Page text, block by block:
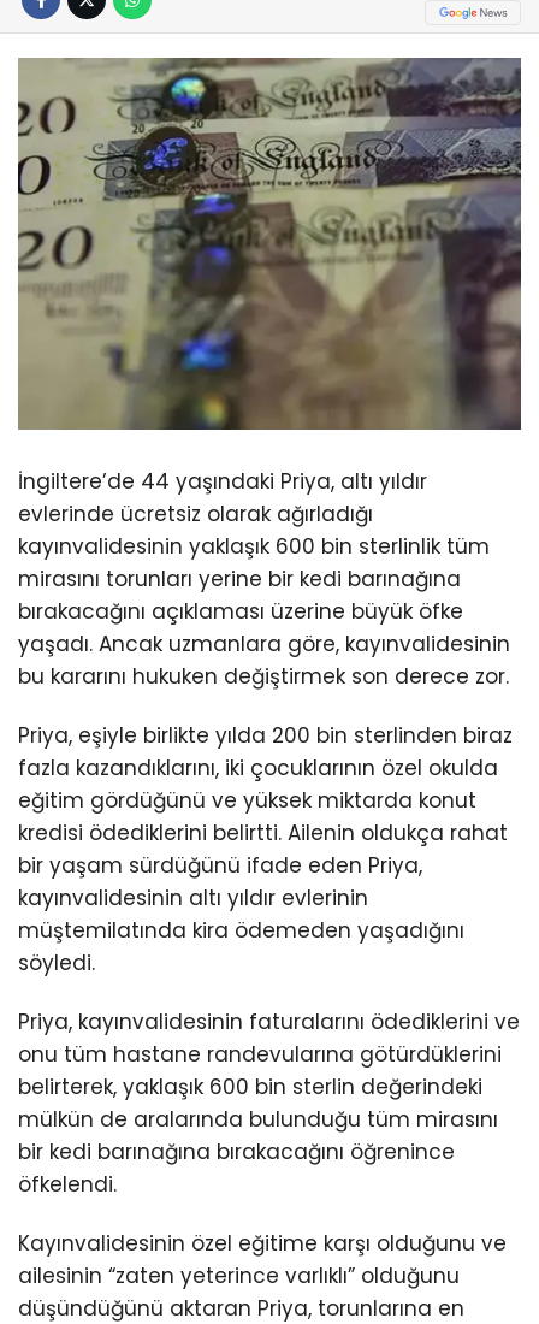
İngiltere’de 44 yaşındaki Priya, altı yıldır
evlerinde ücretsiz olarak ağırladığı
kayınvalidesinin yaklaşık 600 bin sterlinlik tüm
mirasını torunları yerine bir kedi barınağına
bırakacağını açıklaması üzerine büyük öfke
yaşadı. Ancak uzmanlara göre, kayınvalidesinin
bu kararını hukuken değiştirmek son derece zor.
Priya, eşiyle birlikte yılda 200 bin sterlinden biraz
fazla kazandıklarını, iki çocuklarının özel okulda
eğitim gördüğünü ve yüksek miktarda konut
kredisi ödediklerini belirtti. Ailenin oldukça rahat
bir yaşam sürdüğünü ifade eden Priya,
kayınvalidesinin altı yıldır evlerinin
müştemilatında kira ödemeden yaşadığını
söyledi.
Priya, kayınvalidesinin faturalarını ödediklerini ve
onu tüm hastane randevularına götürdüklerini
belirterek, yaklaşık 600 bin sterlin değerindeki
mülkün de aralarında bulunduğu tüm mirasını
bir kedi barınağına bırakacağını öğrenince
öfkelendi.
Kayınvalidesinin özel eğitime karşı olduğunu ve
ailesinin “zaten yeterince varlıklı” olduğunu
düşündüğünü aktaran Priya, torunlarına en